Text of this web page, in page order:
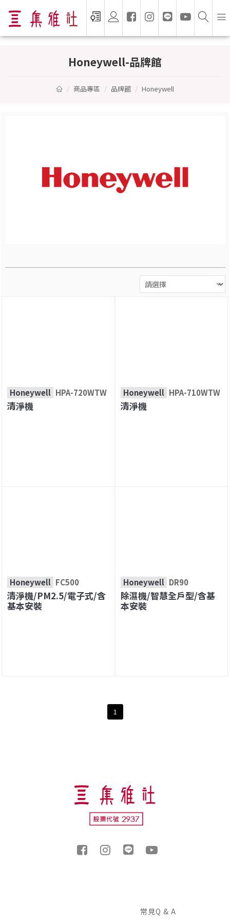
Honeywell-品牌館
商品專區 品牌館 Honeywell
Honeywell HPA-720WTW
清淨機
Honeywell HPA-710WTW
清淨機
Honeywell FC500
清淨機/PM2.5/電子式/含
基本安裝
Honeywell DR90
除濕機/智慧全戶型/含基
本安裝
1
常見Q & A